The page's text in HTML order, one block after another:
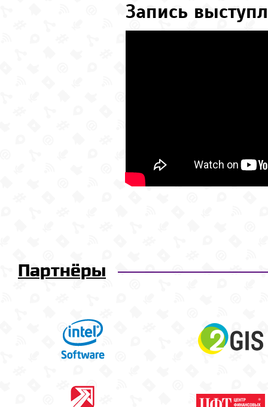
Запись
Партнёры